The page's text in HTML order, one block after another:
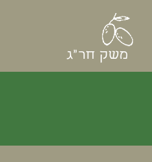
משק חר"ג